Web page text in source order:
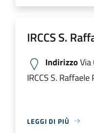
IRCCS S.
Indirizzo
IRCCS S. Raffaele
LEGGI DI PIÙ